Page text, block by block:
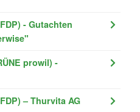
- Gutachten
prowil) -
– Thurvita AG